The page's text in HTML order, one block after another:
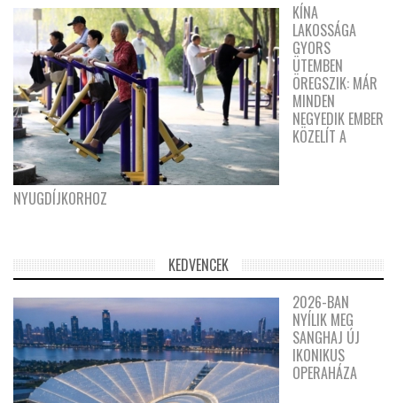
KÍNA
LAKOSSÁGA
GYORS
ÜTEMBEN
ÖREGSZIK: MÁR
MINDEN
NEGYEDIK EMBER
KÖZELÍT A
NYUGDÍJKORHOZ
KEDVENCEK
2026-BAN
NYÍLIK MEG
SANGHAJ ÚJ
IKONIKUS
OPERAHÁZA